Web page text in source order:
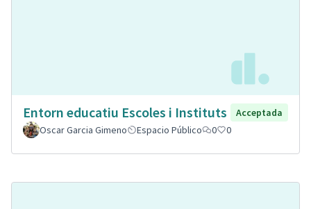
Entorn educatiu Escoles i Instituts
Acceptada
Oscar Garcia Gimeno
Espacio Público 0 0